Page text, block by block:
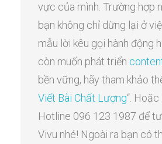
vực của mình. Trường hợp
bạn không chỉ dừng lại ở
mẫu lời kêu gọi hành động
còn muốn phát triển
bền vững, hãy tham khảo
Viết Bài Chất Lượng“.
Hotline 096 123 1987 để
Vivu nhé! Ngoài ra bạn có